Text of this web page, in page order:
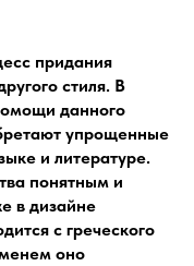
придания
стиля. В
данного
упрощенные
и литературе.
понятным и
в дизайне
с греческого
оно